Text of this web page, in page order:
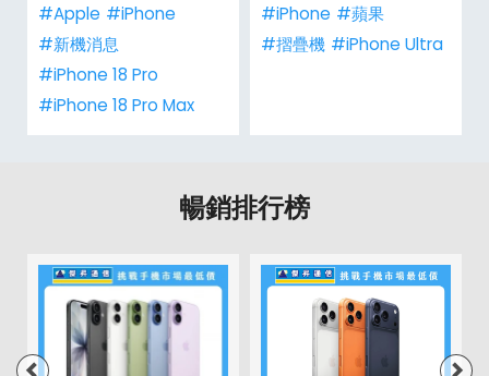
#Apple #iPhone
#新機消息
#iPhone 18 Pro
#iPhone 18 Pro Max
#iPhone #蘋果
#摺疊機 #iPhone Ultra
暢銷排行榜